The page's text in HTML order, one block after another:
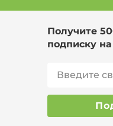
Получите
подписку